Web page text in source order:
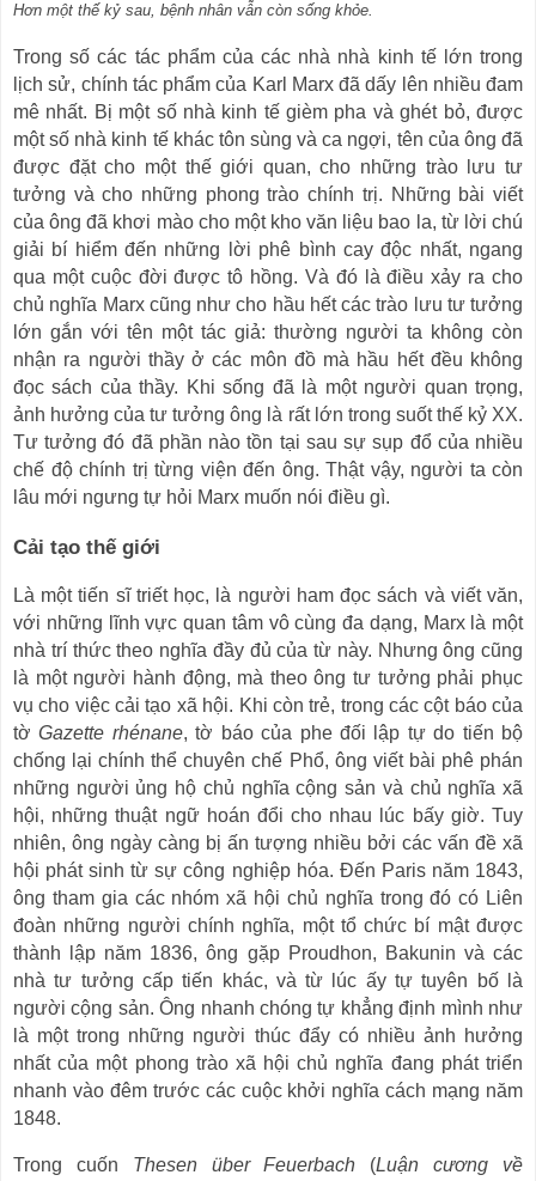
Hơn một thế kỷ sau, bệnh nhân vẫn còn sống khỏe.
Trong số các tác phẩm của các nhà nhà kinh tế lớn trong
lịch sử, chính tác phẩm của Karl Marx đã dấy lên nhiều đam
mê nhất. Bị một số nhà kinh tế gièm pha và ghét bỏ, được
một số nhà kinh tế khác tôn sùng và ca ngợi, tên của ông đã
được đặt cho một thế giới quan, cho những trào lưu tư
tưởng và cho những phong trào chính trị. Những bài viết
của ông đã khơi mào cho một kho văn liệu bao la, từ lời chú
giải bí hiểm đến những lời phê bình cay độc nhất, ngang
qua một cuộc đời được tô hồng. Và đó là điều xảy ra cho
chủ nghĩa Marx cũng như cho hầu hết các trào lưu tư tưởng
lớn gắn với tên một tác giả: thường người ta không còn
nhận ra người thầy ở các môn đồ mà hầu hết đều không
đọc sách của thầy. Khi sống đã là một người quan trọng,
ảnh hưởng của tư tưởng ông là rất lớn trong suốt thế kỷ XX.
Tư tưởng đó đã phần nào tồn tại sau sự sụp đổ của nhiều
chế độ chính trị từng viện đến ông. Thật vậy, người ta còn
lâu mới ngưng tự hỏi Marx muốn nói điều gì.
Cải tạo thế giới
Là một tiến sĩ triết học, là người ham đọc sách và viết văn,
với những lĩnh vực quan tâm vô cùng đa dạng, Marx là một
nhà trí thức theo nghĩa đầy đủ của từ này. Nhưng ông cũng
là một người hành động, mà theo ông tư tưởng phải phục
vụ cho việc cải tạo xã hội. Khi còn trẻ, trong các cột báo của
tờGazette rhénane, tờ báo của phe đối lập tự do tiến bộ
chống lại chính thể chuyên chế Phổ, ông viết bài phê phán
những người ủng hộ chủ nghĩa cộng sản và chủ nghĩa xã
hội, những thuật ngữ hoán đổi cho nhau lúc bấy giờ. Tuy
nhiên, ông ngày càng bị ấn tượng nhiều bởi các vấn đề xã
hội phát sinh từ sự công nghiệp hóa. Đến Paris năm 1843,
ông tham gia các nhóm xã hội chủ nghĩa trong đó có Liên
đoàn những người chính nghĩa, một tổ chức bí mật được
thành lập năm 1836, ông gặp Proudhon, Bakunin và các
nhà tư tưởng cấp tiến khác, và từ lúc ấy tự tuyên bố là
người cộng sản. Ông nhanh chóng tự khẳng định mình như
là một trong những người thúc đẩy có nhiều ảnh hưởng
nhất của một phong trào xã hội chủ nghĩa đang phát triển
nhanh vào đêm trước các cuộc khởi nghĩa cách mạng năm
1848.
Trong cuốn Thesen über Feuerbach (Luận cương về